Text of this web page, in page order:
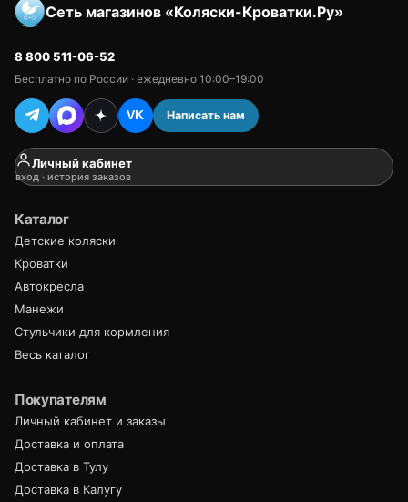
Сеть магазинов «Коляски-Кроватки.Ру»
8 800 511-06-52
Бесплатно по России · ежедневно 10:00–19:00
VK Написать нам
Личный кабинет
вход · история заказов
Каталог
Детские коляски
Кроватки
Автокресла
Манежи
Стульчики для кормления
Весь каталог
Покупателям
Личный кабинет и заказы
Доставка и оплата
Доставка в Тулу
Доставка в Калугу